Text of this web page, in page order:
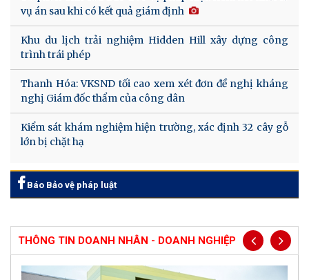
vụ án sau khi có kết quả giám định
Khu du lịch trải nghiệm Hidden Hill xây dựng công
trình trái phép
Thanh Hóa: VKSND tối cao xem xét đơn đề nghị kháng
nghị Giám đốc thẩm của công dân
Kiểm sát khám nghiệm hiện trường, xác định 32 cây gỗ
lớn bị chặt hạ
Báo Bảo vệ pháp luật
THÔNG TIN DOANH NHÂN - DOANH NGHIỆP